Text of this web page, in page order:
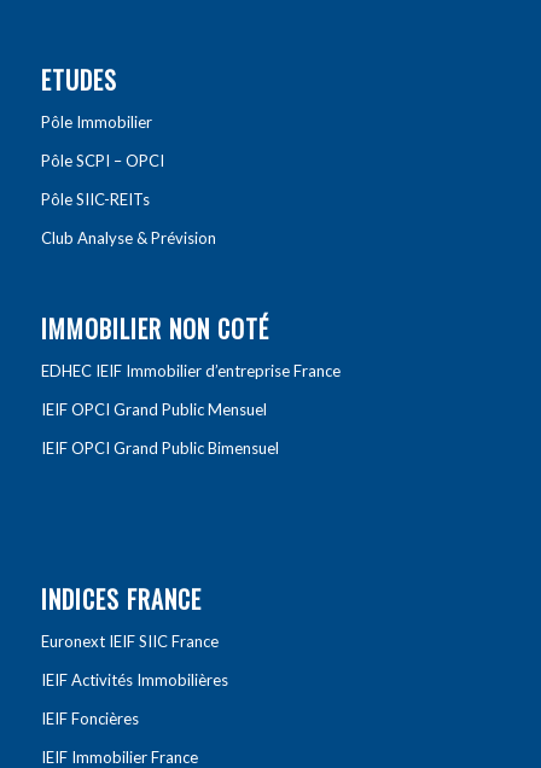
ETUDES
Pôle Immobilier
Pôle SCPI – OPCI
Pôle SIIC-REITs
Club Analyse & Prévision
IMMOBILIER NON COTÉ
EDHEC IEIF Immobilier d’entreprise France
IEIF OPCI Grand Public Mensuel
IEIF OPCI Grand Public Bimensuel
INDICES FRANCE
Euronext IEIF SIIC France
IEIF Activités Immobilières
IEIF Foncières
IEIF Immobilier France